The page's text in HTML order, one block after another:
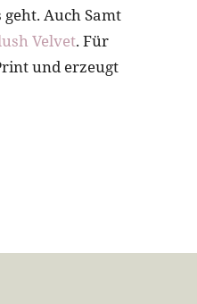
Auch Samt
Velvet. Für
und erzeugt